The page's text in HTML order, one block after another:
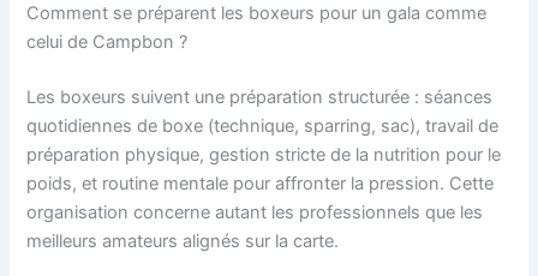
Comment se préparent les boxeurs pour un gala comme
celui de Campbon ?
Les boxeurs suivent une préparation structurée : séances
quotidiennes de boxe (technique, sparring, sac), travail de
préparation physique, gestion stricte de la nutrition pour le
poids, et routine mentale pour affronter la pression. Cette
organisation concerne autant les professionnels que les
meilleurs amateurs alignés sur la carte.